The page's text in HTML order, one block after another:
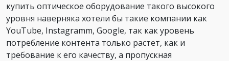
купить оптическое оборудование такого высокого
уровня наверняка хотели бы такие компании как
YouTube, Instagramm, Google, так как уровень
потребление контента только растет, как и
требование к его качеству, а пропускная